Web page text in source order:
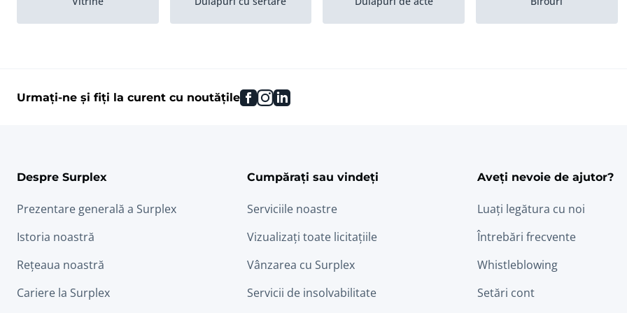
Urmați-ne și fiți la curent cu noutățile facebook
instagram
linkedin
Despre Surplex
Prezentare generală a Surplex
Istoria noastră
Rețeaua noastră
Cariere la Surplex
Cumpărați sau vindeți
Serviciile noastre
Vizualizați toate licitațiile
Vânzarea cu Surplex
Servicii de insolvabilitate
Aveți nevoie de ajutor?
Luați legătura cu noi
Întrebări frecvente
Whistleblowing
Setări cont